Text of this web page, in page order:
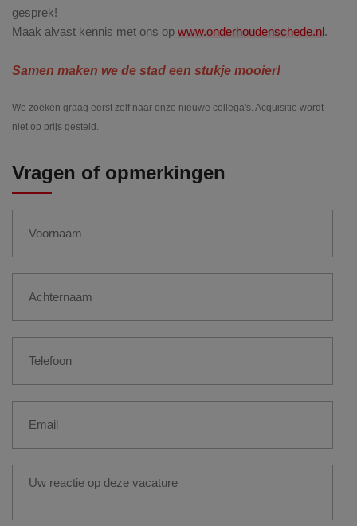
gesprek!
Maak alvast kennis met ons op www.onderhoudenschede.nl.
Samen maken we de stad een stukje mooier!
We zoeken graag eerst zelf naar onze nieuwe collega's. Acquisitie wordt
niet op prijs gesteld.
Vragen of opmerkingen